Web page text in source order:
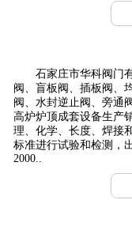
石家庄市华科阀门有
阀、盲板阀、插板阀、
阀、水封逆止阀、旁通
高炉炉顶成套设备生产
理、化学、长度、焊接
标准进行试验和检测，
2000..